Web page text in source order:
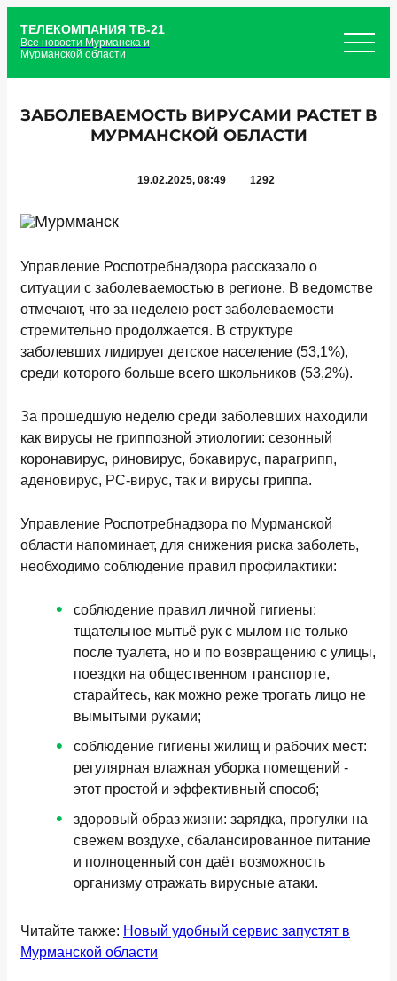
ТЕЛЕКОМПАНИЯ ТВ-21
Все новости Мурманска и
Мурманской области
ЗАБОЛЕВАЕМОСТЬ ВИРУСАМИ РАСТЕТ В
МУРМАНСКОЙ ОБЛАСТИ
19.02.2025, 08:49 1292
Управление Роспотребнадзора рассказало о
ситуации с заболеваемостью в регионе. В ведомстве
отмечают, что за неделею рост заболеваемости
стремительно продолжается. В структуре
заболевших лидирует детское население (53,1%),
среди которого больше всего школьников (53,2%).
За прошедшую неделю среди заболевших находили
как вирусы не гриппозной этиологии: сезонный
коронавирус, риновирус, бокавирус, парагрипп,
аденовирус, РС-вирус, так и вирусы гриппа.
Управление Роспотребнадзора по Мурманской
области напоминает, для снижения риска заболеть,
необходимо соблюдение правил профилактики:
соблюдение правил личной гигиены:
тщательное мытьё рук с мылом не только
после туалета, но и по возвращению с улицы,
поездки на общественном транспорте,
старайтесь, как можно реже трогать лицо не
вымытыми руками;
соблюдение гигиены жилищ и рабочих мест:
регулярная влажная уборка помещений -
этот простой и эффективный способ;
здоровый образ жизни: зарядка, прогулки на
свежем воздухе, сбалансированное питание
и полноценный сон даёт возможность
организму отражать вирусные атаки.
Читайте также: Новый удобный сервис запустят в
Мурманской области